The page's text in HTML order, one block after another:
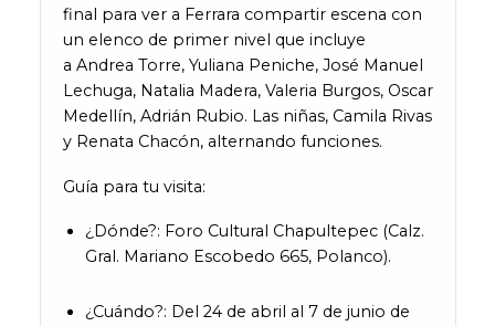
final para ver a Ferrara compartir escena con
un elenco de primer nivel que incluye
a Andrea Torre, Yuliana Peniche, José Manuel
Lechuga, Natalia Madera, Valeria Burgos, Oscar
Medellín, Adrián Rubio. Las niñas, Camila Rivas
y Renata Chacón, alternando funciones.
Guía para tu visita:
¿Dónde?: Foro Cultural Chapultepec (Calz.
Gral. Mariano Escobedo 665, Polanco).
¿Cuándo?: Del 24 de abril al 7 de junio de